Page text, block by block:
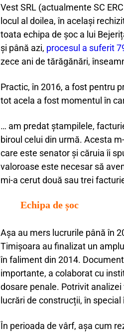
Vest SRL (actualmente SC
locul al doilea, în același
toata echipa de șoc a lui
și până azi, procesul a suferit
zece ani de tărăgănări,
Practic, în 2016, a fost pentru
tot acela a fost momentul în
… am predat ștampilele,
biroul celui din urmă. Acesta
care este senator și căruia îi
valoroase este necesar să
mi-a cerut două sau trei
Echipa de șoc
Așa au mers lucrurile până în
Timișoara au finalizat un
în faliment din 2014.
importante, a colaborat cu
dosare penale. Potrivit
lucrări de construcții, în
În perioada de vârf, așa cum